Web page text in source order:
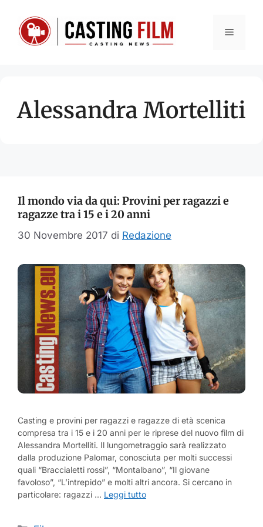
contenuto
Menu
Alessandra Mortelliti
Il mondo via da qui: Provini per ragazzi e
ragazze tra i 15 e i 20 anni
30 Novembre 2017 di Redazione
Casting e provini per ragazzi e ragazze di età scenica
compresa tra i 15 e i 20 anni per le riprese del nuovo film di
Alessandra Mortelliti. Il lungometraggio sarà realizzato
dalla produzione Palomar, conosciuta per molti successi
quali “Braccialetti rossi”, “Montalbano”, “Il giovane
favoloso”, “L’intrepido” e molti altri ancora. Si cercano in
particolare: ragazzi … Leggi tutto